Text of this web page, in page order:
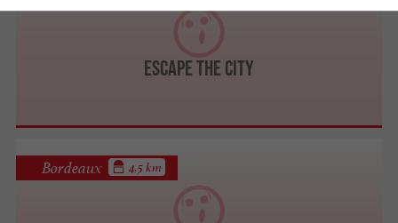
Escape The City
Bordeaux 4.5 km